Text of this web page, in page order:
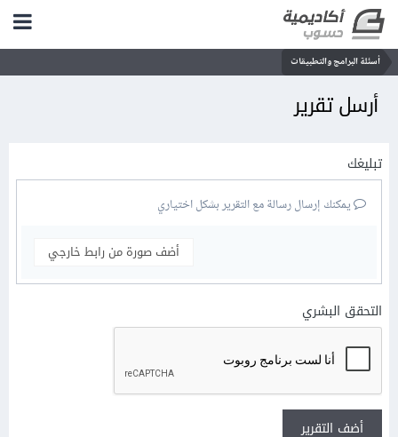
أسئلة البرامج والتطبيقات
أرسل تقرير
تبليغك
يمكنك إرسال رسالة مع التقرير بشكل اختياري
أضف صورة من رابط خارجي
التحقق البشري
أضف التقرير